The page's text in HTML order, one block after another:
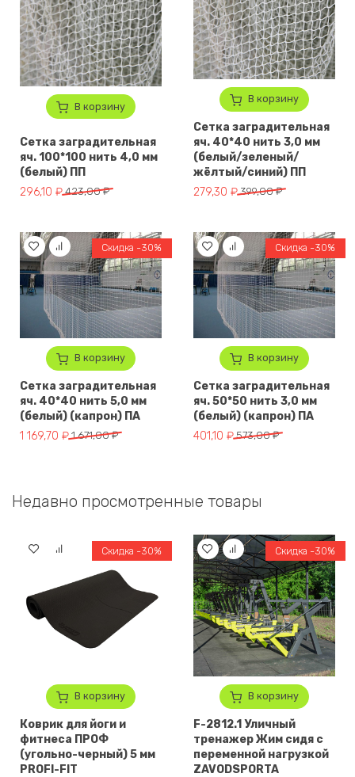
В корзину
Сетка заградительная
яч. 100*100 нить 4,0 мм
(белый) ПП
423,00₽
Первоначальная цена составляла 423,00 ₽.
296,10 ₽
Текущая цена: 296,10 ₽.
В корзину
Сетка заградительная
яч. 40*40 нить 3,0 мм
(белый/зеленый/
жёлтый/синий) ПП
399,00₽
Первоначальная цена
279,30 ₽
Текущая цена: 279,30 ₽.
В корзину
Скидка -30%
Сетка заградительная
яч. 40*40 нить 5,0 мм
(белый) (капрон) ПА
1 671,00₽
Первоначальная цена составляла 1 671,00 ₽.
1 169,70 ₽
Текущая цена: 1 169,70 ₽.
В корзину
Скидка -30%
Сетка заградительная
яч. 50*50 нить 3,0 мм
(белый) (капрон) ПА
573,00₽
Первоначальная цена
401,10 ₽
Текущая цена: 401,10 ₽.
Недавно просмотренные товары
В корзину
Скидка -30%
Коврик для йоги и
фитнеса ПРОФ
(угольно-черный) 5 мм
PROFI-FIT
В корзину
Скидка -30%
F-2812.1 Уличный
тренажер Жим сидя с
переменной нагрузкой
ZAVODSPORTA